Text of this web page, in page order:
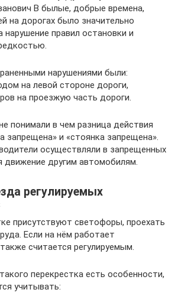
В былые, добрые времена,
на дорогах было значительно
правил остановки и
нарушениями были:
на левой стороне дороги,
на проезжую часть дороги.
понимали в чем разница действия
запрещена» и «стоянка запрещена».
осуществляли в запрещенных
движение другим автомобилям.
регулируемых
присутствуют светофоры, проехать
Если на нём работает
считается регулируемым.
перекрестка есть особенности,
учитывать: